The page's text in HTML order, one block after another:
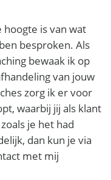
hoogte is van wat
besproken. Als
bewaak ik op
van jouw
zorg ik er voor
waarbij jij als klant
je het had
dan kun je via
met mij